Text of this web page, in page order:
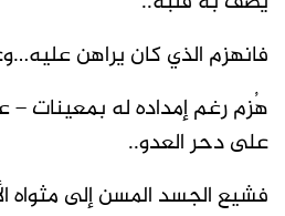
فانهزم الذي كان يراهن
هُزم رغم إمداده له بمعينات –
على دحر العدو..
فشيع الجسد المسن إلى مثواه